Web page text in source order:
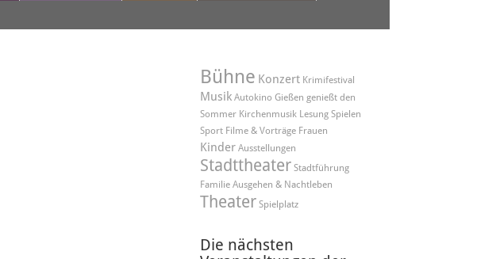
Bühne Konzert Krimifestival
Musik Autokino Gießen genießt den
Sommer Kirchenmusik Lesung Spielen
Sport Filme & Vorträge Frauen
Kinder Ausstellungen
Stadttheater Stadtführung
Familie Ausgehen & Nachtleben
Theater Spielplatz
Die nächsten